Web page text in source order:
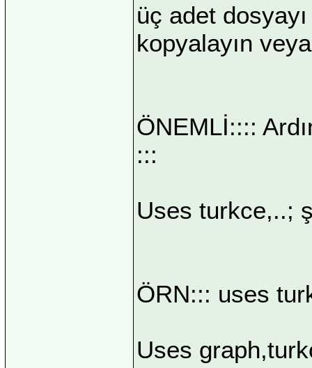
üç adet
kopyalayın
ÖNEMLİ::::
:::
Uses turkce,..;
ÖRN::: uses
Uses